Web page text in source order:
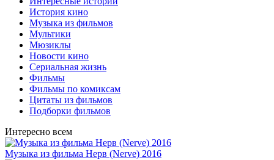
История кино
Музыка из фильмов
Мультики
Мюзиклы
Новости кино
Сериальная жизнь
Фильмы
Фильмы по комиксам
Цитаты из фильмов
Подборки фильмов
Интересно всем
Музыка из фильма Нерв (Nerve) 2016